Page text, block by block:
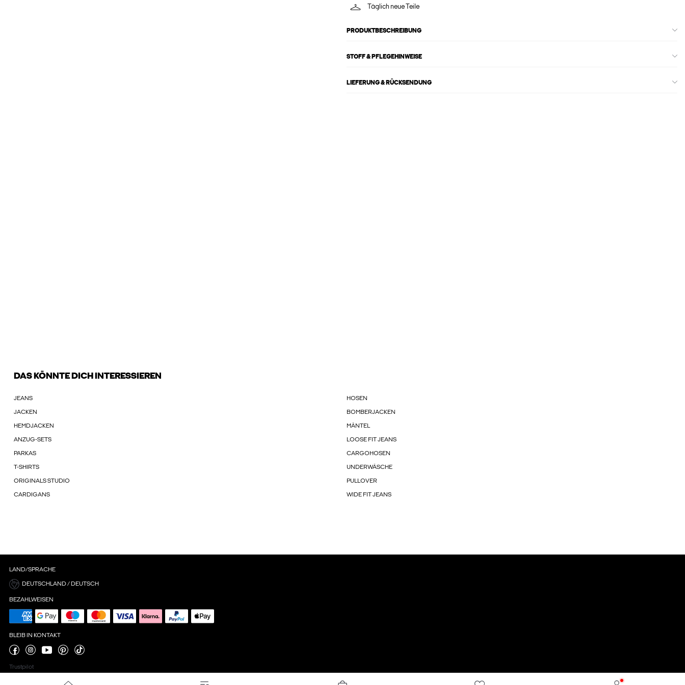
Täglich neue Teile
PRODUKTBESCHREIBUNG
STOFF & PFLEGEHINWEISE
LIEFERUNG & RÜCKSENDUNG
DAS KÖNNTE DICH INTERESSIEREN
JEANS HOSEN
JACKEN BOMBERJACKEN
HEMDJACKEN MÄNTEL
ANZUG-SETS LOOSE FIT JEANS
PARKAS CARGOHOSEN
T-SHIRTS UNDERWÄSCHE
ORIGINALS STUDIO PULLOVER
CARDIGANS WIDE FIT JEANS
LAND/SPRACHE
DEUTSCHLAND / DEUTSCH
BEZAHLWEISEN
BLEIB IN KONTAKT
Trustpilot